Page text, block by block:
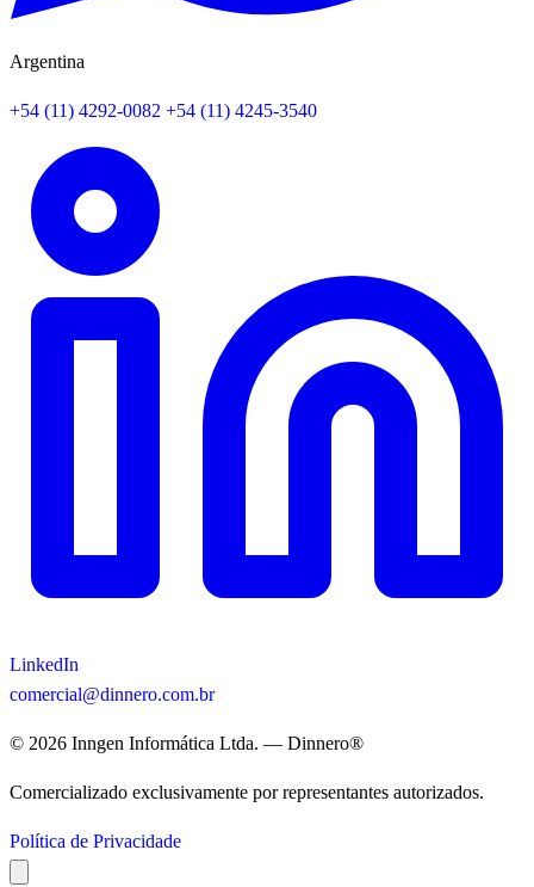
Argentina
+54 (11) 4292-0082 +54 (11) 4245-3540
LinkedIn
comercial@dinnero.com.br
© 2026 Inngen Informática Ltda. — Dinnero®
Comercializado exclusivamente por representantes autorizados.
Política de Privacidade